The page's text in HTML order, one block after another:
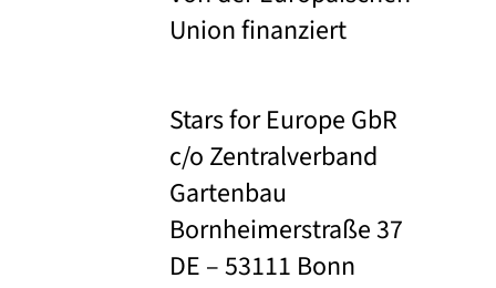
Union finanziert
Stars for Europe GbR
c/o Zentralverband
Gartenbau
Bornheimerstraße 37
DE – 53111 Bonn